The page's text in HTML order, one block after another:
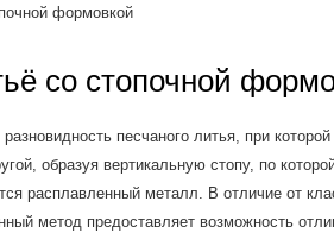
со стопочной
песчаного литья, при
образуя вертикальную стопу, по
расплавленный металл. В отличие от
метод предоставляет возможность